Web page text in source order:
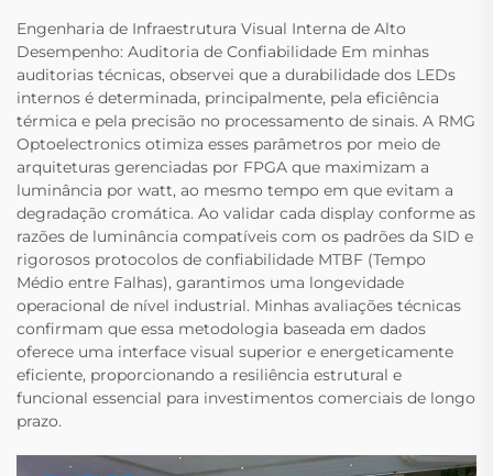
Engenharia de Infraestrutura Visual Interna de Alto
Desempenho: Auditoria de Confiabilidade Em minhas
auditorias técnicas, observei que a durabilidade dos LEDs
internos é determinada, principalmente, pela eficiência
térmica e pela precisão no processamento de sinais. A RMG
Optoelectronics otimiza esses parâmetros por meio de
arquiteturas gerenciadas por FPGA que maximizam a
luminância por watt, ao mesmo tempo em que evitam a
degradação cromática. Ao validar cada display conforme as
razões de luminância compatíveis com os padrões da SID e
rigorosos protocolos de confiabilidade MTBF (Tempo
Médio entre Falhas), garantimos uma longevidade
operacional de nível industrial. Minhas avaliações técnicas
confirmam que essa metodologia baseada em dados
oferece uma interface visual superior e energeticamente
eficiente, proporcionando a resiliência estrutural e
funcional essencial para investimentos comerciais de longo
prazo.